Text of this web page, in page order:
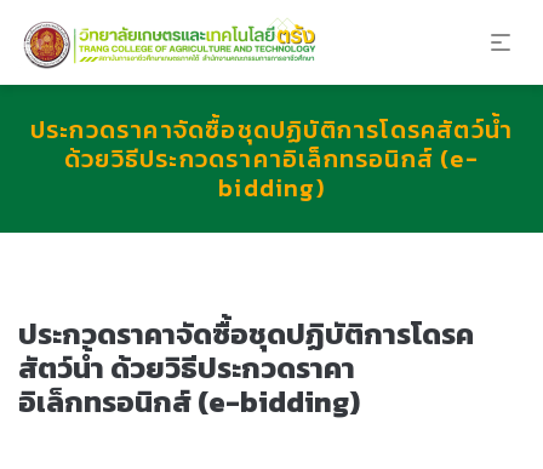
ประกวดราคาจัดซื้อชุดปฏิบัติการโดรคสัตว์น้ำ
ด้วยวิธีประกวดราคาอิเล็กทรอนิกส์ (e-
bidding)
ประกวดราคาจัดซื้อชุดปฏิบัติการโดรค
สัตว์น้ำ ด้วยวิธีประกวดราคา
อิเล็กทรอนิกส์ (e-bidding)